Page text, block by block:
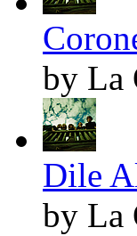
by La
Dile
by La